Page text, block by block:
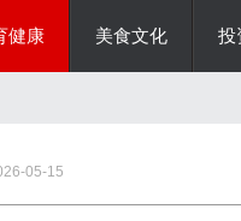
健康 美食文化 投
05-15